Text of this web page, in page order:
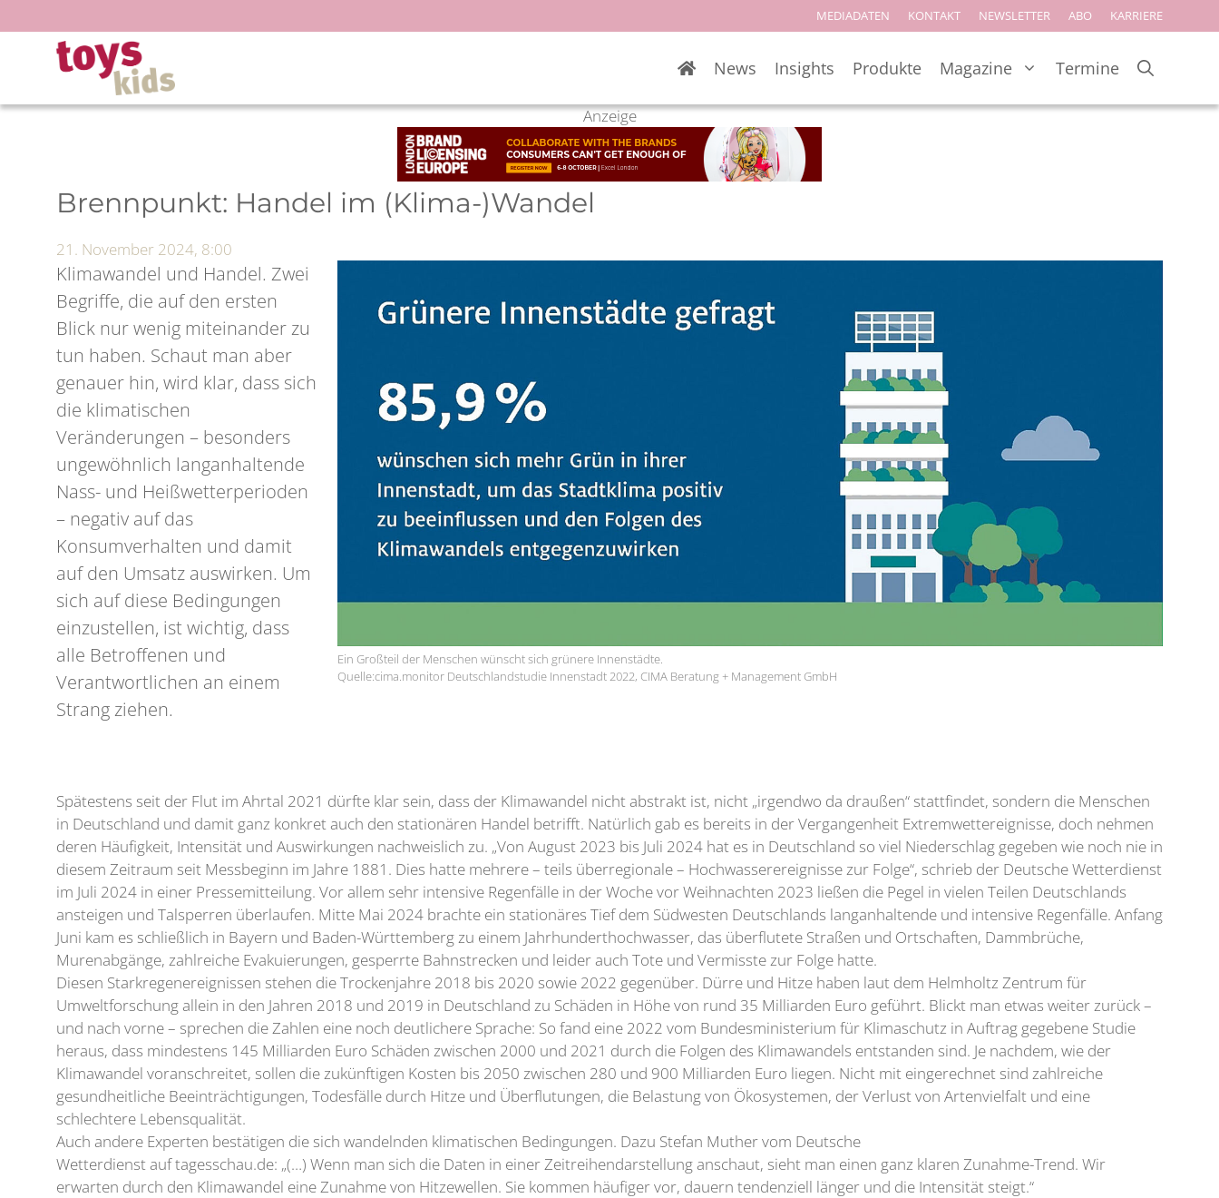
Inhalt
springen
MEDIADATEN KONTAKT NEWSLETTER ABO KARRIERE
News Insights Produkte Magazine Termine
Anzeige
Brennpunkt: Handel im (Klima-)Wandel
21. November 2024, 8:00
Klimawandel und Handel. Zwei
Begriffe, die auf den ersten
Blick nur wenig miteinander zu
tun haben. Schaut man aber
genauer hin, wird klar, dass sich
die klimatischen
Veränderungen – besonders
ungewöhnlich langanhaltende
Nass- und Heißwetterperioden
– negativ auf das
Konsumverhalten und damit
auf den Umsatz auswirken. Um
sich auf diese Bedingungen
einzustellen, ist wichtig, dass
alle Betroffenen und
Verantwortlichen an einem
Strang ziehen.
Ein Großteil der Menschen wünscht sich grünere Innenstädte.
Quelle:cima.monitor Deutschlandstudie Innenstadt 2022, CIMA Beratung + Management GmbH
Spätestens seit der Flut im Ahrtal 2021 dürfte klar sein, dass der Klimawandel nicht abstrakt ist, nicht „irgendwo da draußen“ stattfindet, sondern die Menschen
in Deutschland und damit ganz konkret auch den stationären Handel betrifft. Natürlich gab es bereits in der Vergangenheit Extremwettereignisse, doch nehmen
deren Häufigkeit, Intensität und Auswirkungen nachweislich zu. „Von August 2023 bis Juli 2024 hat es in Deutschland so viel Niederschlag gegeben wie noch nie in
diesem Zeitraum seit Messbeginn im Jahre 1881. Dies hatte mehrere – teils überregionale – Hochwasserereignisse zur Folge“, schrieb der Deutsche Wetterdienst
im Juli 2024 in einer Pressemitteilung. Vor allem sehr intensive Regenfälle in der Woche vor Weihnachten 2023 ließen die Pegel in vielen Teilen Deutschlands
ansteigen und Talsperren überlaufen. Mitte Mai 2024 brachte ein stationäres Tief dem Südwesten Deutschlands langanhaltende und intensive Regenfälle. Anfang
Juni kam es schließlich in Bayern und Baden-Württemberg zu einem Jahrhunderthochwasser, das überflutete Straßen und Ortschaften, Dammbrüche,
Murenabgänge, zahlreiche Evakuierungen, gesperrte Bahnstrecken und leider auch Tote und Vermisste zur Folge hatte.
Diesen Starkregenereignissen stehen die Trockenjahre 2018 bis 2020 sowie 2022 gegenüber. Dürre und Hitze haben laut dem Helmholtz Zentrum für
Umweltforschung allein in den Jahren 2018 und 2019 in Deutschland zu Schäden in Höhe von rund 35 Milliarden Euro geführt. Blickt man etwas weiter zurück –
und nach vorne – sprechen die Zahlen eine noch deutlichere Sprache: So fand eine 2022 vom Bundesministerium für Klimaschutz in Auftrag gegebene Studie
heraus, dass mindestens 145 Milliarden Euro Schäden zwischen 2000 und 2021 durch die Folgen des Klimawandels entstanden sind. Je nachdem, wie der
Klimawandel voranschreitet, sollen die zukünftigen Kosten bis 2050 zwischen 280 und 900 Milliarden Euro liegen. Nicht mit eingerechnet sind zahlreiche
gesundheitliche Beeinträchtigungen, Todesfälle durch Hitze und Überflutungen, die Belastung von Ökosystemen, der Verlust von Artenvielfalt und eine
schlechtere Lebensqualität.
Auch andere Experten bestätigen die sich wandelnden klimatischen Bedingungen. Dazu Stefan Muther vom Deutsche
Wetterdienst auf tagesschau.de: „(…) Wenn man sich die Daten in einer Zeitreihendarstellung anschaut, sieht man einen ganz klaren Zunahme-Trend. Wir
erwarten durch den Klimawandel eine Zunahme von Hitzewellen. Sie kommen häufiger vor, dauern tendenziell länger und die Intensität steigt.“